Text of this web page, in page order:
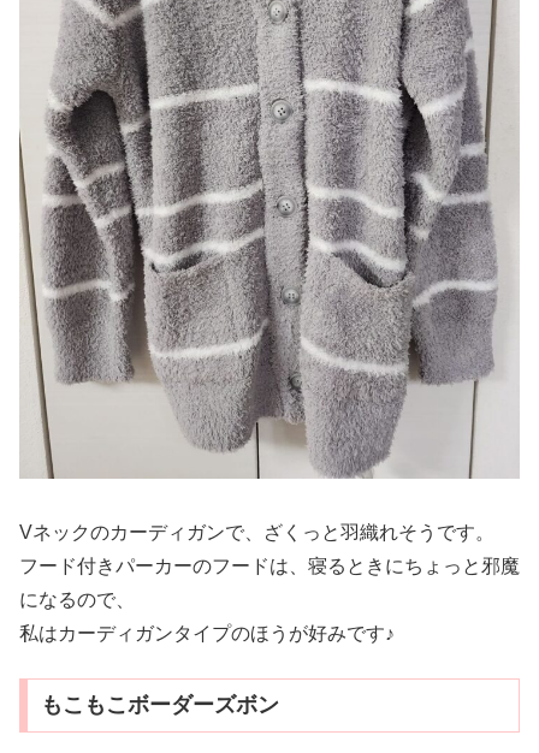
Vネックのカーディガンで、ざくっと羽織れそうです。
フード付きパーカーのフードは、寝るときにちょっと邪魔
になるので、
私はカーディガンタイプのほうが好みです♪
もこもこボーダーズボン